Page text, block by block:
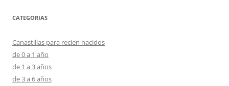
CATEGORIAS
Canastillas para recien nacidos
de 0 a 1 año
de 1 a 3 años
de 3 a 6 años